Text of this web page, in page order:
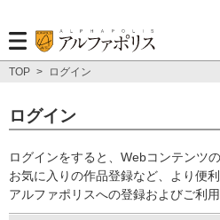
TOP > ログイン
ログイン
ログインをすると、Webコンテンツ
お気に入りの作品登録など、より便
アルファポリスへの登録およびご利